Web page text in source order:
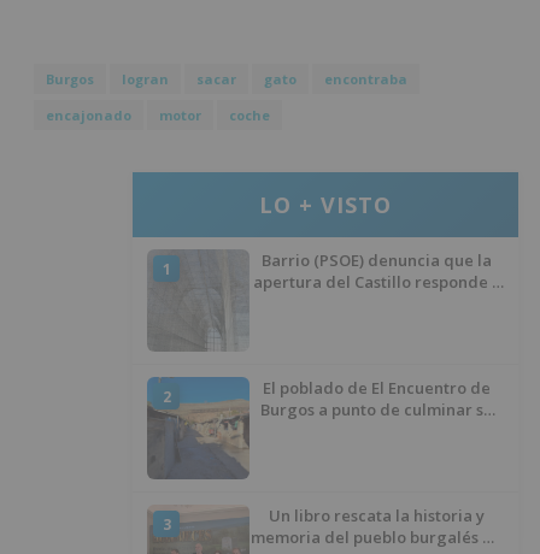
Burgos logran sacar gato
encontraba
encajonado
motor coche
LO + VISTO
1
Barrio (PSOE) denuncia que la
apertura del Castillo responde a
2
El poblado de El Encuentro de
Burgos a punto de culminar su
3
Un libro rescata la historia y
memoria del pueblo burgalés de